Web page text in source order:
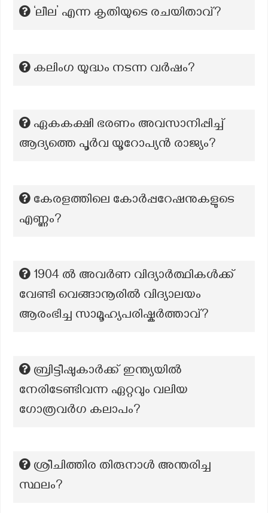
‘ലീല’ എന്ന കൃതിയുടെ രചയിതാവ്?
കലിംഗ യുദ്ധം നടന്ന വര്‍ഷം?
ഏകകക്ഷി ഭരണം അവസാനിപ്പിച്ച്
ആദ്യത്തെ പൂർവ യൂറോപ്യൻ രാജ്യം?
കേരളത്തിലെ കോര്‍പ്പറേഷനുകളുടെ
എണ്ണം?
1904 ൽ അവർണ വിദ്യാർത്ഥികൾക്ക്
വേണ്ടി വെങ്ങാനൂരിൽ വിദ്യാലയം
ആരംഭിച്ച സാമൂഹ്യപരിഷ്കർത്താവ്?
ബ്രിട്ടീഷുകാർക്ക് ഇന്ത്യയിൽ
നേരിടേണ്ടിവന്ന ഏറ്റവും വലിയ
ഗോത്രവർഗ കലാപം?
ശ്രീചിത്തിര തിരുനാൾ അന്തരിച്ച
സ്ഥലം?